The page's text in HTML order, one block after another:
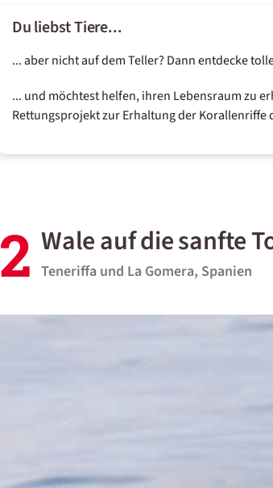
Du liebst Tiere...
... aber nicht auf dem Teller? Dann entdecke
... und möchtest helfen, ihren Lebensraum zu
Rettungsprojekt zur Erhaltung derKorallenriffe
2 Wale auf die sanfte
Teneriffa und La Gomera, Spanien